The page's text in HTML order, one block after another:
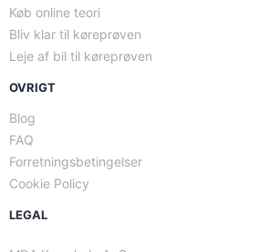
Køb online teori
Bliv klar til køreprøven
Leje af bil til køreprøven
OVRIGT
Blog
FAQ
Forretningsbetingelser
Cookie Policy
LEGAL